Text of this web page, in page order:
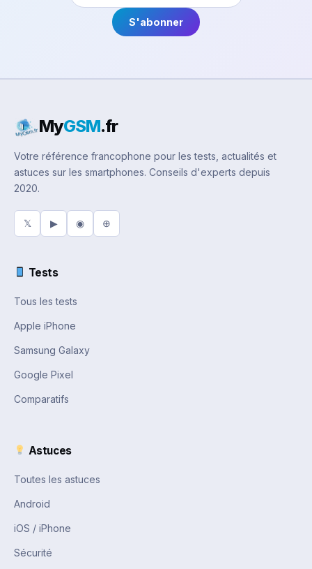
S'abonner
MyGSM.fr
Votre référence francophone pour les tests, actualités et
astuces sur les smartphones. Conseils d'experts depuis
2020.
𝕏 ▶ ◉ ⊕
Tests
Tous les tests
Apple iPhone
Samsung Galaxy
Google Pixel
Comparatifs
Astuces
Toutes les astuces
Android
iOS / iPhone
Sécurité